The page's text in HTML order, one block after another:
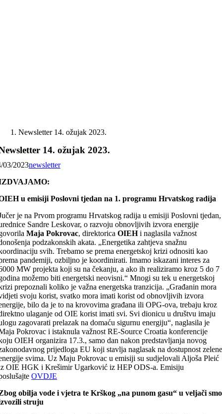
Newsletter 14. ožujak 2023.
14. ožujak 2023.
03/2023newsletter
u emisiji Poslovni tjedan na 1. programu Hrvatskog radija
je na Prvom programu Hrvatskog radija u emisiji Poslovni tjedan,
Sandre Leskovar, o razvoju obnovljivih izvora energije
Maja Pokrovac, direktoricaOIEHi naglasila važnost
podzakonskih akata. „Energetika zahtjeva snažnu
svih. Trebamo se prema energetskoj krizi odnositi kao
pandemiji, ozbiljno je koordinirati. Imamo iskazani interes za
MW projekta koji su na čekanju, a ako ih realiziramo kroz 5 do 7
možemo biti energetski neovisni.“ Mnogi su tek u energetskoj
prepoznali koliko je važna energetska tranzicija. „Građanin mora
svoju korist, svatko mora imati korist od obnovljivih izvora
bilo da je to na krovovima građana ili OPG-ova, trebaju kroz
ulaganje od OIE korist imati svi. Svi dionicu u društvu imaju
zagovarati prelazak na domaću sigurnu energiju“, naglasila je
Pokrovac i istaknula važnost RE-Source Croatia konferencije
OIEH organizira 17.3., samo dan nakon predstavljanja novog
prijedloga EU koji stavlja naglasak na dostupnost
svima. Uz Maju Pokrovac u emisiji su sudjelovali Aljoša Pleić
OIE HGK i Krešimir Ugarković iz HEP ODS-a. Emisiju
OVDJE
obilja vode i vjetra te Krškog „na punom gasu“ u veljači smo
struju